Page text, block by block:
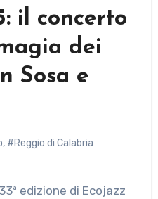
il concerto
dei
Sosa e
, #Reggio di Calabria